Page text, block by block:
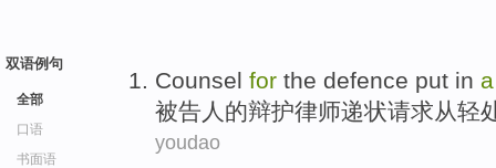
双语例句
全部
口语
书面语
Counsel for the defence put in
被告人 的辩护律师递状请求从轻
youdao